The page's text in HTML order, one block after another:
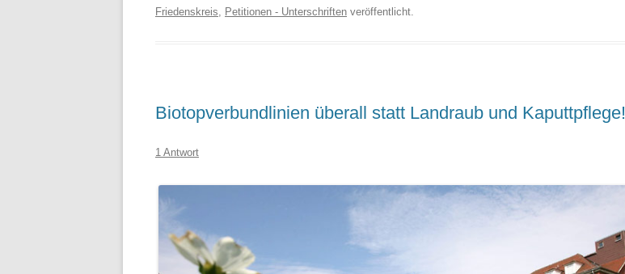
Friedenskreis
Petitionen - Unterschriften veröffentlicht.
Biotopverbundlinien überall statt Landraub und Kaputtpflege!
1 Antwort